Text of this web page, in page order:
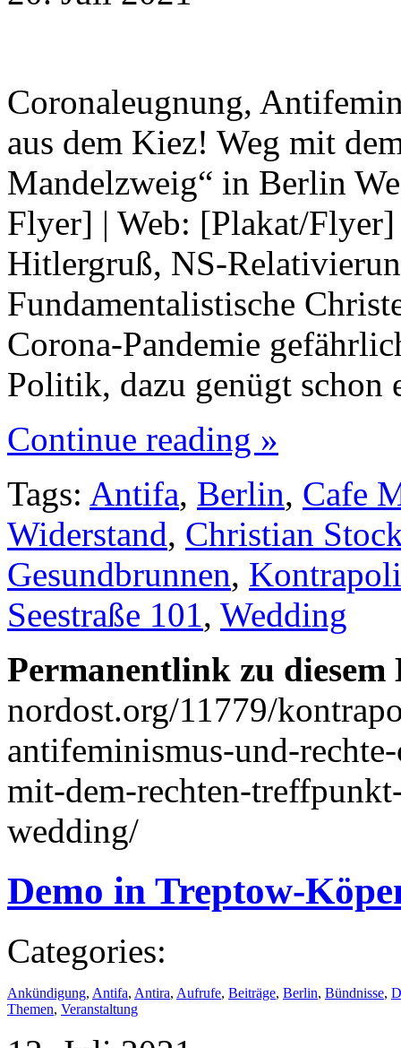
Coronaleugnung,
aus dem Kiez! Weg mit
Mandelzweig“ in Berlin
Flyer] | Web: [Plakat/
Hitlergruß, NS-
Fundamentalistische
Corona-Pandemie
Politik, dazu genügt
Continue reading »
Tags: Antifa, Berlin, Cafe
Widerstand, Christian
Gesundbrunnen,
Seestraße 101, Wedding
Permanentlink zu
nordost.org/11779/
antifeminismus-und-
mit-dem-rechten-
wedding/
Demo in Treptow-
Categories:
Ankündigung, Antifa, Antira, Aufrufe, Beiträge, Berlin, Bündnisse,
Themen, Veranstaltung